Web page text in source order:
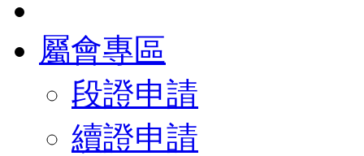
屬會專區
段證申請
續證申請